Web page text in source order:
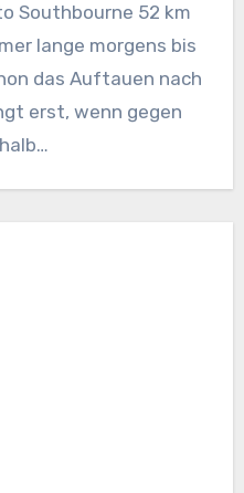
lange morgens bis
das Auftauen nach
erst, wenn gegen